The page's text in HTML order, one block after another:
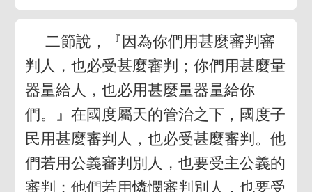
二節說，『因為你們用甚麼審判審
判人，也必受甚麼審判；你們用甚麼量
器量給人，也必用甚麼量器量給你
們。』在國度屬天的管治之下，國度子
民用甚麼審判人，也必受甚麼審判。他
們若用公義審判別人，也要受主公義的
審判；他們若用憐憫審判別人，也要受